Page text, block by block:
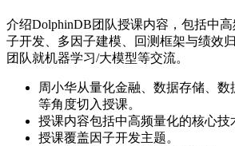
介绍DolphinDB团队授课内容，包括中
子开发、多因子建模、回测框架与绩效
团队就机器学习/大模型等交流。
周小华从量化金融、数据存储、
等角度切入授课。
授课内容包括中高频量化的核心技
授课覆盖因子开发主题。